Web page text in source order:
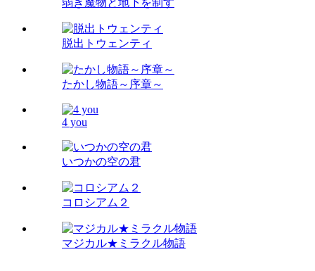
弱き魔物と地下を制す
脱出トウェンティ
たかし物語～序章～
4 you
いつかの空の君
コロシアム２
マジカル★ミラクル物語